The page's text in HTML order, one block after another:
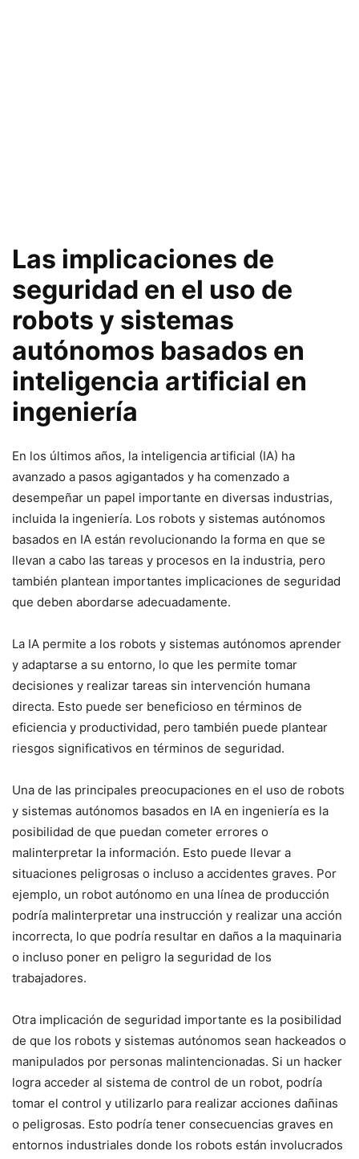
Las implicaciones de
seguridad en el uso de
robots y sistemas
autónomos basados en
inteligencia artificial en
ingeniería
En los últimos años, la inteligencia artificial (IA) ha
avanzado a pasos agigantados y ha comenzado a
desempeñar un papel importante en diversas industrias,
incluida la ingeniería. Los robots y sistemas autónomos
basados en IA están revolucionando la forma en que se
llevan a cabo las tareas y procesos en la industria, pero
también plantean importantes implicaciones de seguridad
que deben abordarse adecuadamente.
La IA permite a los robots y sistemas autónomos aprender
y adaptarse a su entorno, lo que les permite tomar
decisiones y realizar tareas sin intervención humana
directa. Esto puede ser beneficioso en términos de
eficiencia y productividad, pero también puede plantear
riesgos significativos en términos de seguridad.
Una de las principales preocupaciones en el uso de robots
y sistemas autónomos basados en IA en ingeniería es la
posibilidad de que puedan cometer errores o
malinterpretar la información. Esto puede llevar a
situaciones peligrosas o incluso a accidentes graves. Por
ejemplo, un robot autónomo en una línea de producción
podría malinterpretar una instrucción y realizar una acción
incorrecta, lo que podría resultar en daños a la maquinaria
o incluso poner en peligro la seguridad de los
trabajadores.
Otra implicación de seguridad importante es la posibilidad
de que los robots y sistemas autónomos sean hackeados o
manipulados por personas malintencionadas. Si un hacker
logra acceder al sistema de control de un robot, podría
tomar el control y utilizarlo para realizar acciones dañinas
o peligrosas. Esto podría tener consecuencias graves en
entornos industriales donde los robots están involucrados